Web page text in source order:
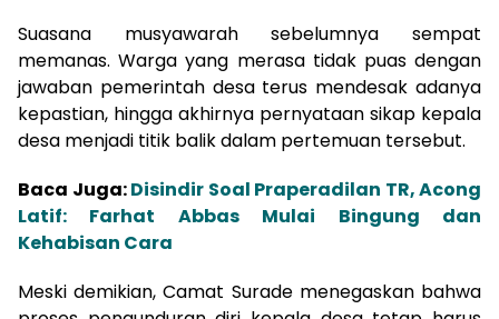
Suasana musyawarah sebelumnya sempat
memanas. Warga yang merasa tidak puas dengan
jawaban pemerintah desa terus mendesak adanya
kepastian, hingga akhirnya pernyataan sikap kepala
desa menjadi titik balik dalam pertemuan tersebut.
Baca Juga:Disindir Soal Praperadilan TR, Acong
Latif: Farhat Abbas Mulai Bingung dan
Kehabisan Cara
Meski demikian, Camat Surade menegaskan bahwa